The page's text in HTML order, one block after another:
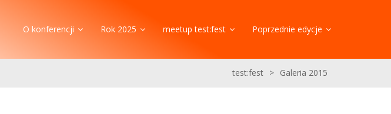
O konferencji Rok 2025 meetup test:fest Poprzednie edycje
test:fest > Galeria 2015